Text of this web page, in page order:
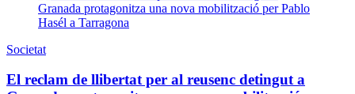
Societat
El reclam de llibertat per al reusenc detingut a